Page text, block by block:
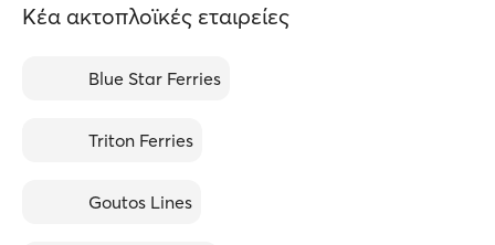
Κέα ακτοπλοϊκές εταιρείες
Blue Star Ferries
Triton Ferries
Goutos Lines